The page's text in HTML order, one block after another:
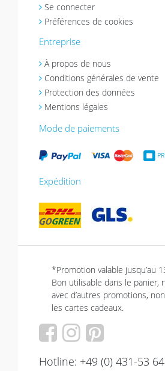
Se connecter
Préférences de cookies
Entreprise
À propos de nous
Conditions générales de vente
Protection des données
Mentions légales
Mode de paiements
Expédition
*Promotion valable jusqu’au
Bon utilisable dans le panier,
avec d’autres promotions,
les cartes cadeaux.
Hotline: +49 (0) 431-53